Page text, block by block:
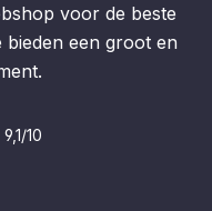
voor de beste
bieden een groot en
10